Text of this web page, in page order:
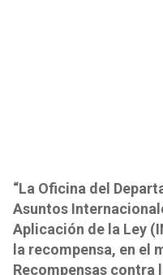
“La Oficina del
Asuntos
Aplicación de la Ley
la recompensa, en el
Recompensas contra